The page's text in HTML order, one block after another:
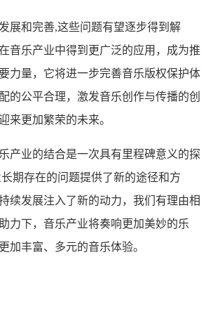
展和完善,这些问题有望逐步得到解
音乐产业中得到更广泛的应用，成为推
力量，它将进一步完善音乐版权保护体
的公平合理，激发音乐创作与传播的创
来更加繁荣的未来。
产业的结合是一次具有里程碑意义的探
期存在的问题提供了新的途径和方
续发展注入了新的动力，我们有理由相
力下，音乐产业将奏响更加美妙的乐
加丰富、多元的音乐体验。